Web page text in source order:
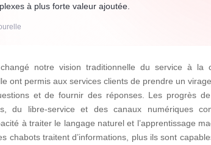
à plus forte valeur ajoutée.
changé notre vision traditionnelle du service à la
ont permis aux services clients de prendre un
et de fournir des réponses. Les progrès de
du libre-service et des canaux numériques
à traiter le langage naturel et l’apprentissage
chabots traitent d’informations, plus ils sont